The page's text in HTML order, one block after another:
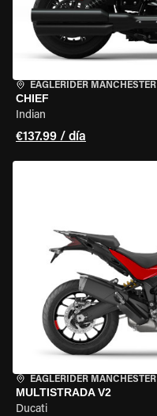
EAGLERIDER MANCHESTER
CHIEF
Indian
€137.99 / día
EAGLERIDER MANCHESTER
MULTISTRADA V2
Ducati